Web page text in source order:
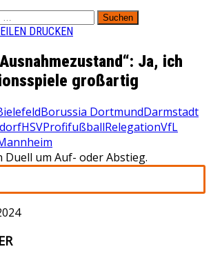
DRUCKEN
Ja, ich
großartig
Borussia DortmundDarmstadt
HSVProfifußballRelegationVfL
um Auf- oder Abstieg.